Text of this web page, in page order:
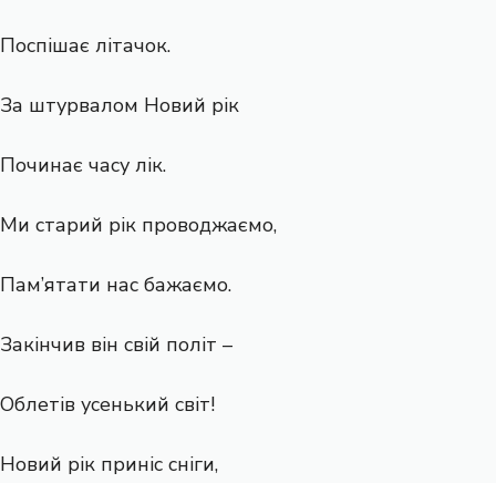
Поспішає літачок.
За штурвалом Новий рік
Починає часу лік.
Ми старий рік проводжаємо,
Пам’ятати нас бажаємо.
Закінчив він свій політ –
Облетів усенький світ!
Новий рік приніс сніги,